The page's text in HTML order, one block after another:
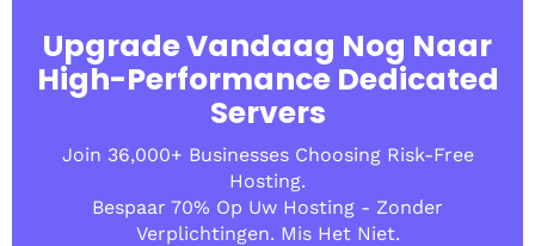
Upgrade Vandaag Nog Naar
High-Performance Dedicated
Servers
Join 36,000+ Businesses Choosing Risk-Free
Hosting.
Bespaar 70% Op Uw Hosting - Zonder
Verplichtingen. Mis Het Niet.